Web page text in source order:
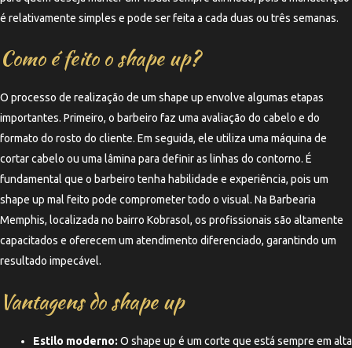
é relativamente simples e pode ser feita a cada duas ou três semanas.
Como é feito o shape up?
O processo de realização de um shape up envolve algumas etapas
importantes. Primeiro, o barbeiro faz uma avaliação do cabelo e do
formato do rosto do cliente. Em seguida, ele utiliza uma máquina de
cortar cabelo ou uma lâmina para definir as linhas do contorno. É
fundamental que o barbeiro tenha habilidade e experiência, pois um
shape up mal feito pode comprometer todo o visual. Na Barbearia
Memphis, localizada no bairro Kobrasol, os profissionais são altamente
capacitados e oferecem um atendimento diferenciado, garantindo um
resultado impecável.
Vantagens do shape up
Estilo moderno: O shape up é um corte que está sempre em alta